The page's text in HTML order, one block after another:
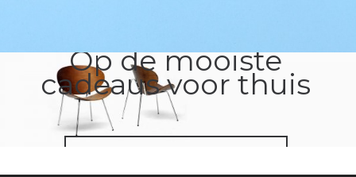
Op de mooiste
cadeaus voor thuis